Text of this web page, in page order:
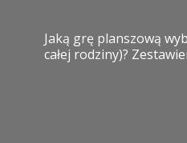
Jaką grę planszową
całej rodziny)?